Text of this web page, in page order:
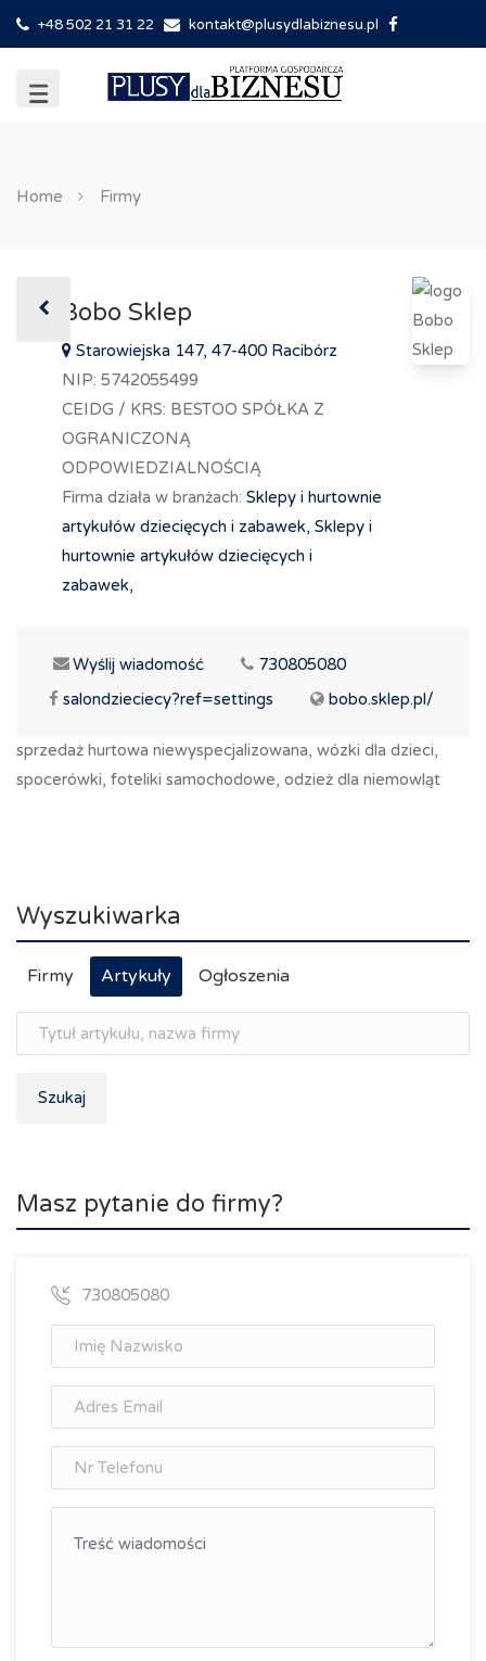
+48 502 21 31 22 kontakt@plusydlabiznesu.pl
Home Firmy
Bobo Sklep
Starowiejska 147, 47-400 Racibórz
NIP: 5742055499
CEIDG / KRS: BESTOO SPÓŁKA Z
OGRANICZONĄ
ODPOWIEDZIALNOŚCIĄ
Firma działa w branżach: Sklepy i hurtownie
artykułów dziecięcych i zabawek, Sklepy i
hurtownie artykułów dziecięcych i
zabawek,
Wyślij wiadomość
730805080
salondzieciecy?ref=settings
bobo.sklep.pl/
sprzedaż hurtowa niewyspecjalizowana, wózki dla dzieci,
spocerówki, foteliki samochodowe, odzież dla niemowląt
Wyszukiwarka
Firmy Artykuły Ogłoszenia
Szukaj
Masz pytanie do firmy?
730805080